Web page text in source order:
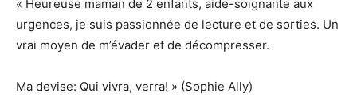
« Heureuse maman de 2 enfants, aide-soignante aux
urgences, je suis passionnée de lecture et de sorties. Un
vrai moyen de m’évader et de décompresser.
Ma devise: Qui vivra, verra! » (Sophie Ally)